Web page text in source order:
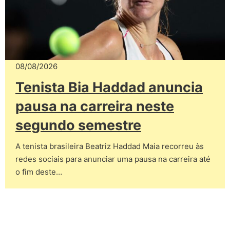
08/08/2026
Tenista Bia Haddad anuncia
pausa na carreira neste
segundo semestre
A tenista brasileira Beatriz Haddad Maia recorreu às
redes sociais para anunciar uma pausa na carreira até
o fim deste…